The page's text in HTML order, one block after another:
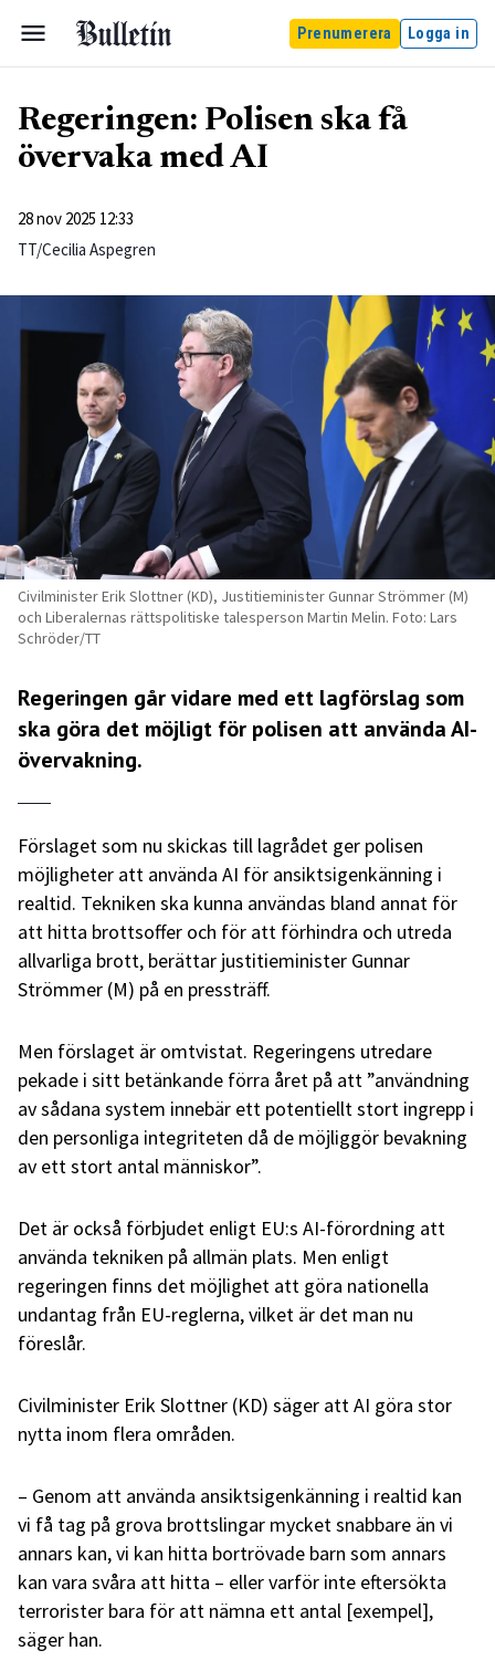
Prenumerera Logga in
Regeringen: Polisen ska få
övervaka med AI
28 nov 2025 12:33
TT/Cecilia Aspegren
Civilminister Erik Slottner (KD), Justitieminister Gunnar Strömmer (M)
och Liberalernas rättspolitiske talesperson Martin Melin. Foto: Lars
Schröder/TT
Regeringen går vidare med ett lagförslag som
ska göra det möjligt för polisen att använda AI-
övervakning.
Förslaget som nu skickas till lagrådet ger polisen
möjligheter att använda AI för ansiktsigenkänning i
realtid. Tekniken ska kunna användas bland annat för
att hitta brottsoffer och för att förhindra och utreda
allvarliga brott, berättar justitieminister Gunnar
Strömmer (M) på en pressträff.
Men förslaget är omtvistat. Regeringens utredare
pekade i sitt betänkande förra året på att ”användning
av sådana system innebär ett potentiellt stort ingrepp i
den personliga integriteten då de möjliggör bevakning
av ett stort antal människor”.
Det är också förbjudet enligt EU:s AI-förordning att
använda tekniken på allmän plats. Men enligt
regeringen finns det möjlighet att göra nationella
undantag från EU-reglerna, vilket är det man nu
föreslår.
Civilminister Erik Slottner (KD) säger att AI göra stor
nytta inom flera områden.
– Genom att använda ansiktsigenkänning i realtid kan
vi få tag på grova brottslingar mycket snabbare än vi
annars kan, vi kan hitta bortrövade barn som annars
kan vara svåra att hitta – eller varför inte eftersökta
terrorister bara för att nämna ett antal [exempel],
säger han.